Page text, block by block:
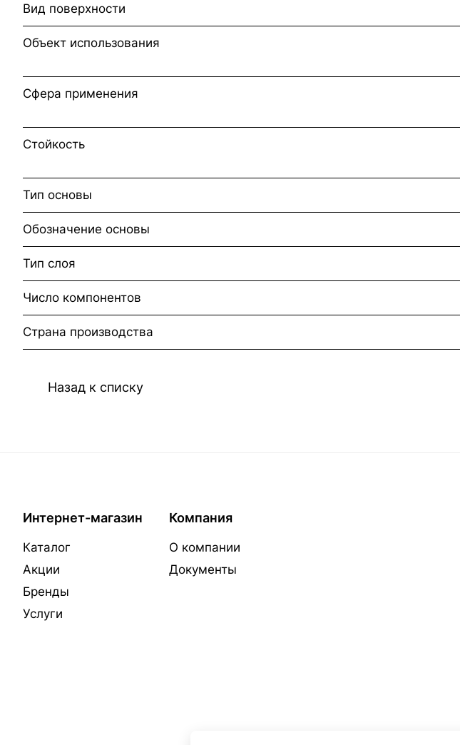
Вид поверхности
Объект использования
Сфера применения
Стойкость
Тип основы
Обозначение основы
Тип слоя
Число компонентов
Страна производства
Назад к списку
Интернет-магазин
Каталог
Акции
Бренды
Услуги
Компания
О компании
Документы